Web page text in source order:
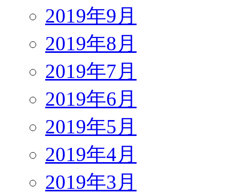
2019年9月
2019年8月
2019年7月
2019年6月
2019年5月
2019年4月
2019年3月